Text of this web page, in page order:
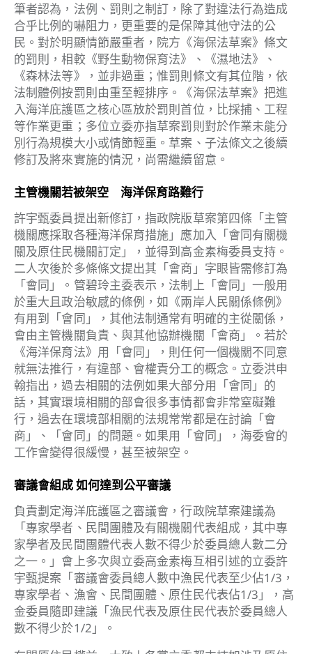
筆者認為，法例、罰則之制訂，除了對違法行為造成
合乎比例的嚇阻力，更重要的是保障其他守法的公
民。對於明顯情節嚴重者，院方《海保法草案》條文
的罰則，相較《野生動物保育法》、《濕地法》、
《森林法等》，並非過重；惟罰則條文有其位階，依
法制體例按罰則由重至輕排序。《海保法草案》把進
入海洋庇護區之核心區放於罰則首位，比採捕、工程
等作業更重；多位立委亦指草案罰則對於作業未能分
別行為規模大小或情節輕重。草案、子法條文之後續
修訂及將來實施的情況，尚需繼續留意。
主管機關若被架空 海洋保育路難行
許宇甄委員提出新修訂，指政院版草案第四條「主管
機關應採取各種海洋保育措施」應加入「會同有關機
關及原住民機關訂定」，並得到高金素梅委員支持。
二人次後於多條條文提出其「會商」字眼皆需修訂為
「會同」。管碧玲主委表示，法制上「會同」一般用
於重大且政治敏感的條例，如《兩岸人民關係條例》
有用到「會同」，其他法制通常有明確的主從關係，
會由主管機關負責、與其他協辦機關「會商」。若於
《海洋保育法》用「會同」，則任何一個機關不同意
就無法推行，有違部、會權責分工的概念。立委洪申
翰指出，過去相關的法例如果大部分用「會同」的
話，其實環境相關的部會很多事情都會非常窒礙難
行，過去在環境部相關的法規常常都是在討論「會
商」、「會同」的問題。如果用「會同」，海委會的
工作會變得很緩慢，甚至被架空。
審議會組成如何達到公平審議
負責劃定海洋庇護區之審議會，行政院草案建議為
「專家學者、民間團體及有關機關代表組成，其中專
家學者及民間團體代表人數不得少於委員總人數二分
之一。」會上多次與立委高金素梅互相引述的立委許
宇甄提案「審議會委員總人數中漁民代表至少佔1/3，
專家學者、漁會、民間團體、原住民代表佔1/3」，高
金委員隨即建議「漁民代表及原住民代表於委員總人
數不得少於1/2」。